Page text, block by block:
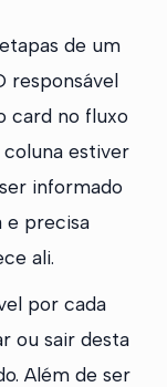
de um
responsável
card no fluxo
estiver
informado
e precisa
ali.
por cada
ou sair desta
Além de ser